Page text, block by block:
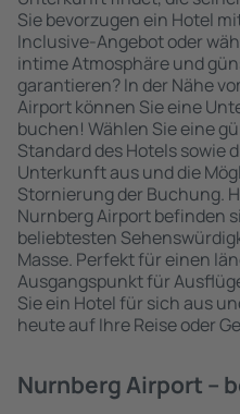
Sie bevorzugen ein Hotel
Inclusive-Angebot oder
intime Atmosphäre und
garantieren? In der Nähe
Airport können Sie eine
buchen! Wählen Sie eine
Standard des Hotels sowie
Unterkunft aus und die
Stornierung der Buchung.
Nurnberg Airport befinden
beliebtesten
Masse. Perfekt für einen
Ausgangspunkt für
Sie ein Hotel für sich aus
heute auf Ihre Reise oder
Nurnberg Airport –